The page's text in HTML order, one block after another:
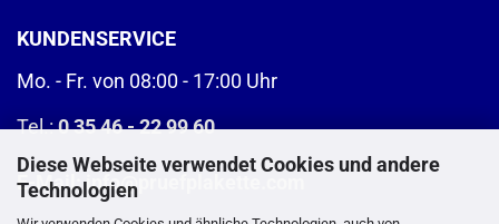
Diese Webseite verwendet Cookies und andere
Technologien
KUNDENSERVICE
Mo. - Fr. von 08:00 - 17:00 Uhr
Tel.:0 35 46 - 22 99 60
E-Mail:info@pruefplakette.com